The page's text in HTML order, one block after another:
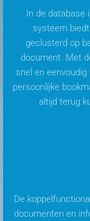
In de database
systeem
geclusterd op
document. Met
snel en
persoonlijke
altijd terug
De
documenten en